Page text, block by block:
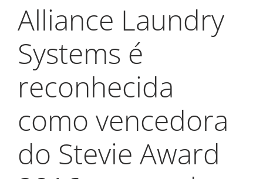
Entre em contato conosco
My Alliance
Alliance Laundry
Systems é
reconhecida
como vencedora
do Stevie Award